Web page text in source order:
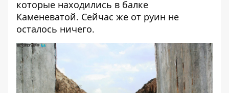
которые находились в балке
Каменеватой. Сейчас же от руин не
осталось ничего.